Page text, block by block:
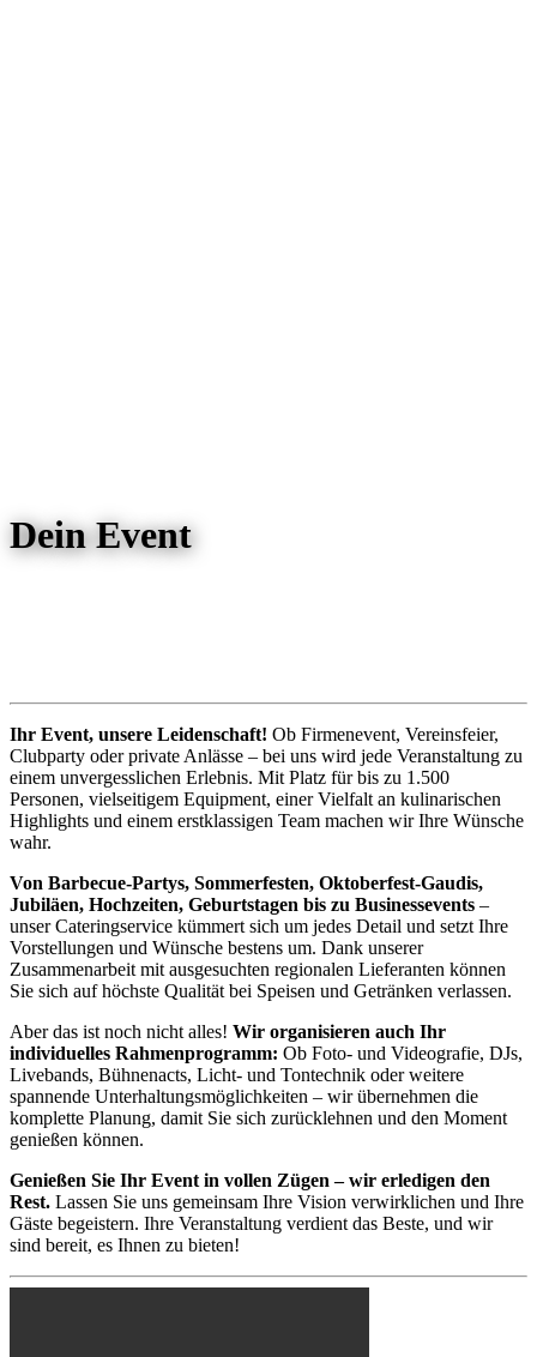
Dein Event
Ihr Event, unsere Leidenschaft! Ob Firmenevent, Vereinsfeier,
Clubparty oder private Anlässe – bei uns wird jede Veranstaltung zu
einem unvergesslichen Erlebnis. Mit Platz für bis zu 1.500
Personen, vielseitigem Equipment, einer Vielfalt an kulinarischen
Highlights und einem erstklassigen Team machen wir Ihre Wünsche
wahr.
Von Barbecue-Partys, Sommerfesten, Oktoberfest-Gaudis,
Jubiläen, Hochzeiten, Geburtstagen bis zu Businessevents –
unser Cateringservice kümmert sich um jedes Detail und setzt Ihre
Vorstellungen und Wünsche bestens um. Dank unserer
Zusammenarbeit mit ausgesuchten regionalen Lieferanten können
Sie sich auf höchste Qualität bei Speisen und Getränken verlassen.
Aber das ist noch nicht alles! Wir organisieren auch Ihr
individuelles Rahmenprogramm: Ob Foto- und Videografie, DJs,
Livebands, Bühnenacts, Licht- und Tontechnik oder weitere
spannende Unterhaltungsmöglichkeiten – wir übernehmen die
komplette Planung, damit Sie sich zurücklehnen und den Moment
genießen können.
Genießen Sie Ihr Event in vollen Zügen – wir erledigen den
Rest. Lassen Sie uns gemeinsam Ihre Vision verwirklichen und Ihre
Gäste begeistern. Ihre Veranstaltung verdient das Beste, und wir
sind bereit, es Ihnen zu bieten!